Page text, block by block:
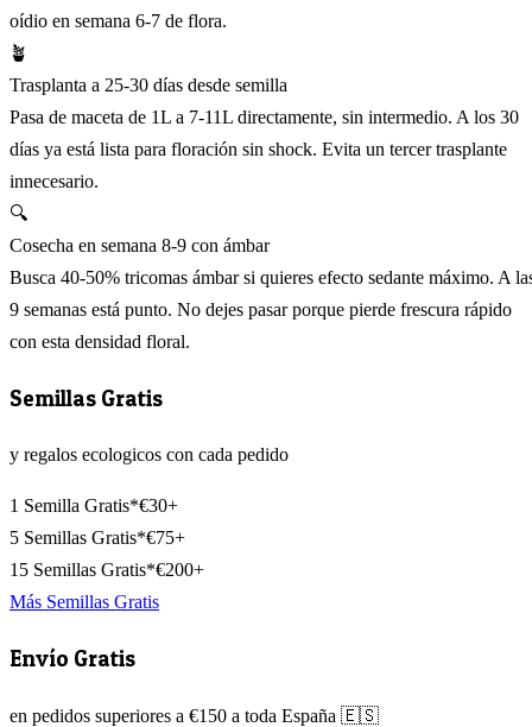
oídio en semana 6-7 de flora.
🪴
Trasplanta a 25-30 días desde semilla
Pasa de maceta de 1L a 7-11L directamente, sin intermedio. A los 30
días ya está lista para floración sin shock. Evita un tercer trasplante
innecesario.
🔍
Cosecha en semana 8-9 con ámbar
Busca 40-50% tricomas ámbar si quieres efecto sedante máximo. A
9 semanas está punto. No dejes pasar porque pierde frescura rápido
con esta densidad floral.
Semillas Gratis
y regalos ecologicos con cada pedido
1 Semilla Gratis*€30+
5 Semillas Gratis*€75+
15 Semillas Gratis*€200+
Más Semillas Gratis
Envío Gratis
en pedidos superiores a €150 a toda España 🇪🇸